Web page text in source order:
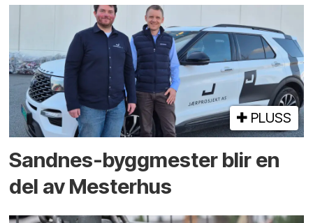
PLUSS
Sandnes-byggmester blir en
del av Mesterhus